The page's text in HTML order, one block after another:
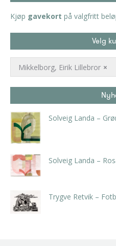
Kjøp gavekort på valgfritt
Velg
×
Mikkelborg, Eirik Lillebror
Solveig Landa –
Solveig Landa –
Trygve Retvik –